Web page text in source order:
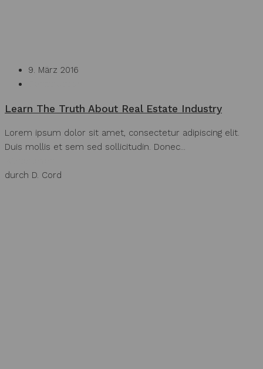
9. März 2016
Learn The Truth About Real Estate Industry
Lorem ipsum dolor sit amet, consectetur adipiscing elit.
Duis mollis et sem sed sollicitudin. Donec...
durch D. Cord